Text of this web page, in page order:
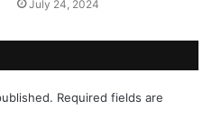
July 24, 2024
Required fields are